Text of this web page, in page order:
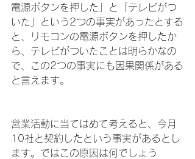
電源ボタンを押した」と「テレビがつ
いた」という2つの事実があったとする
と、リモコンの電源ボタンを押したか
ら、テレビがついたことは明らかなの
で、この2つの事実にも因果関係がある
と言えます。
営業活動に当てはめて考えると、今月
10社と契約したという事実があるとし
ます。ではこの原因は何でしょう